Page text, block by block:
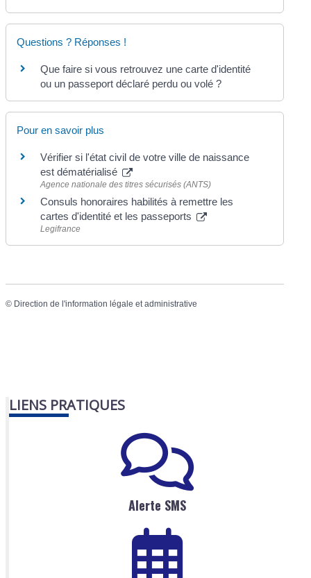
Questions ? Réponses !
Que faire si vous retrouvez une carte d'identité
ou un passeport déclaré perdu ou volé ?
Pour en savoir plus
Vérifier si l'état civil de votre ville de naissance
est dématérialisé
Agence nationale des titres sécurisés (ANTS)
Consuls honoraires habilités à remettre les
cartes d'identité et les passeports
Legifrance
© Direction de l'information légale et administrative
LIENS PRATIQUES
Alerte SMS